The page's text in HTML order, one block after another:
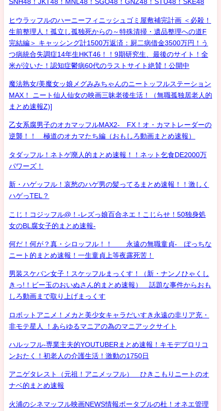
SNH48！JKT48！MNL48！SGO48！GNZ48！STU48！SKE48
ヒウラッフルのハーニーフィニッシュゴミ屋敷補完計画 ＜必殺！
生前整理人！孤立し孤独死からの～特殊清掃・遺品整理への道F
完結編＞ キャッシング計1500万返済：厨二病借金3500万円！う
つ病統合失調症14年生HKT46！！9期研究生、最後のサイト！全
米が泣いた！認知症鬱病60代のラストサイト絶賛！公開中
魔法熟女/美魔女ッ娘メグみみちゃんのニートッフルステーション
MAX！ ニート仙人仙女の映画三昧老後生活！（無職孤独居老人的
まとめ速報Z)]
乙女系腐男子のオカマッフルMAX2- FX！オ・カマトレーダーの
逆襲！！ 極道のオカマたち編（おもしろ動画まとめ速報）
タダッフル！ネトゲ廃人的まとめ速報！！ネット乞食DE2000万
パワーズ！
新・ハゲッフル！哀愁のハゲ男の髪ってるまとめ速報！！激しく
ハゲっTEL？
こじ！コジッフル@！-レズっ娘百合ネエ！こじらせ！50独身処
女のBL腐女子的まとめ速報-
何だ！何が？真・シロッフル！！ 永遠の無職童貞- ぼっちな
ニート的まとめ速報！一生童貞上等夜露死苦！
男装スケバン女子！スケッフルまっくす！（新・ナンノひゃくし
きっ!！ビー玉のおいぬさん的まとめ速報） 話題な事件からおも
しろ動画まで取り上げまっくす
ロボットアニメ！メカと美少女キャラだいすき永遠の非リア充・
非モテ星人 ！あらゆるマニアの為のマニアックサイト
ハルッフル-専業主夫的YOUTUBERまとめ速報！キモデブロリコ
ンおたく！初老人の介護生活！激動の1750日
アニゲタレスト（元祖！アニメッフル） ひきこもりニートのオ
ナベ的まとめ速報
火浦のシネマッフル映画NEWS情報ポータブルの杜！オネエ管理